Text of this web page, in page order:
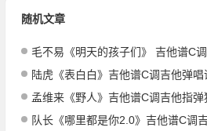
随机文章
毛不易《明天的孩子们》 吉他谱C
陆虎《表白白》吉他谱C调吉他弹唱
孟维来《野人》吉他谱C调吉他指弹
队长《哪里都是你2.0》吉他谱C调